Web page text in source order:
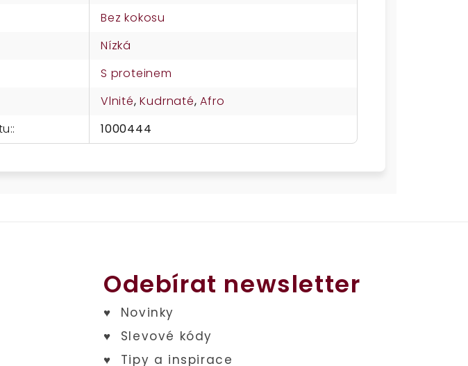
Bez kokosu
Nízká
S proteinem
Vlnité,Kudrnaté,Afro
: 1000444
Odebírat newsletter